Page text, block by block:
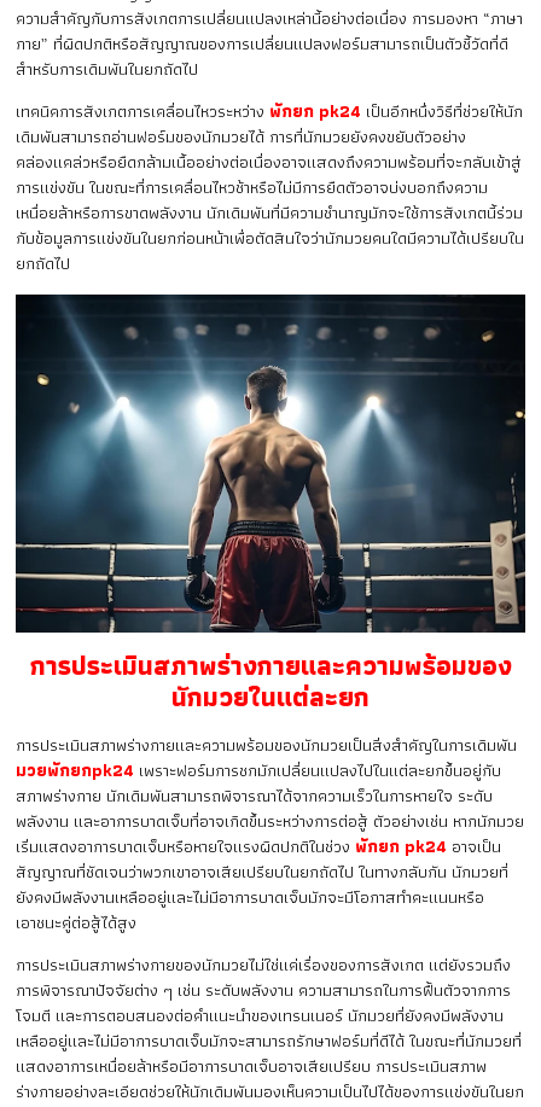
ความสำคัญกับการสังเกตการเปลี่ยนแปลงเหล่านี้อย่างต่อเนื่อง การมองหา “ภาษา
กาย” ที่ผิดปกติหรือสัญญาณของการเปลี่ยนแปลงฟอร์มสามารถเป็นตัวชี้วัดที่ดี
สำหรับการเดิมพันในยกถัดไป
เทคนิคการสังเกตการเคลื่อนไหวระหว่าง พักยก pk24 เป็นอีกหนึ่งวิธีที่ช่วยให้นัก
เดิมพันสามารถอ่านฟอร์มของนักมวยได้ การที่นักมวยยังคงขยับตัวอย่าง
คล่องแคล่วหรือยืดกล้ามเนื้ออย่างต่อเนื่องอาจแสดงถึงความพร้อมที่จะกลับเข้าสู่
การแข่งขัน ในขณะที่การเคลื่อนไหวช้าหรือไม่มีการยืดตัวอาจบ่งบอกถึงความ
เหนื่อยล้าหรือการขาดพลังงาน นักเดิมพันที่มีความชำนาญมักจะใช้การสังเกตนี้ร่วม
กับข้อมูลการแข่งขันในยกก่อนหน้าเพื่อตัดสินใจว่านักมวยคนใดมีความได้เปรียบใน
ยกถัดไป
การประเมินสภาพร่างกายและความพร้อมของ
นักมวยในแต่ละยก
การประเมินสภาพร่างกายและความพร้อมของนักมวยเป็นสิ่งสำคัญในการเดิมพัน
มวยพักยกpk24 เพราะฟอร์มการชกมักเปลี่ยนแปลงไปในแต่ละยกขึ้นอยู่กับ
สภาพร่างกาย นักเดิมพันสามารถพิจารณาได้จากความเร็วในการหายใจ ระดับ
พลังงาน และอาการบาดเจ็บที่อาจเกิดขึ้นระหว่างการต่อสู้ ตัวอย่างเช่น หากนักมวย
เริ่มแสดงอาการบาดเจ็บหรือหายใจแรงผิดปกติในช่วง พักยก pk24 อาจเป็น
สัญญาณที่ชัดเจนว่าพวกเขาอาจเสียเปรียบในยกถัดไป ในทางกลับกัน นักมวยที่
ยังคงมีพลังงานเหลืออยู่และไม่มีอาการบาดเจ็บมักจะมีโอกาสทำคะแนนหรือ
เอาชนะคู่ต่อสู้ได้สูง
การประเมินสภาพร่างกายของนักมวยไม่ใช่แค่เรื่องของการสังเกต แต่ยังรวมถึง
การพิจารณาปัจจัยต่าง ๆ เช่น ระดับพลังงาน ความสามารถในการฟื้นตัวจากการ
โจมตี และการตอบสนองต่อคำแนะนำของเทรนเนอร์ นักมวยที่ยังคงมีพลังงาน
เหลืออยู่และไม่มีอาการบาดเจ็บมักจะสามารถรักษาฟอร์มที่ดีได้ ในขณะที่นักมวยที่
แสดงอาการเหนื่อยล้าหรือมีอาการบาดเจ็บอาจเสียเปรียบ การประเมินสภาพ
ร่างกายอย่างละเอียดช่วยให้นักเดิมพันมองเห็นความเป็นไปได้ของการแข่งขันในยก